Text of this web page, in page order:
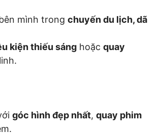
mình trong chuyến du lịch, dã
kiện thiếu sáng hoặc quay
góc hình đẹp nhất, quay phim